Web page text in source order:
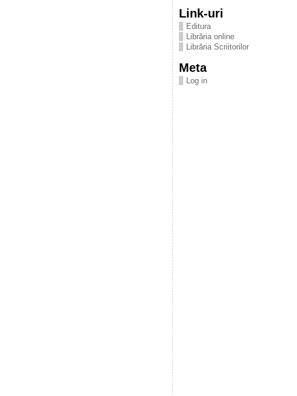
Link-uri
Editura
Librăria online
Librăria Scriitorilor
Meta
Log in